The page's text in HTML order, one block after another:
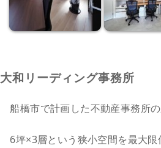
大和リーディング事務所
船橋市で計画した不動産事務所の
6坪×3層という狭小空間を最大限